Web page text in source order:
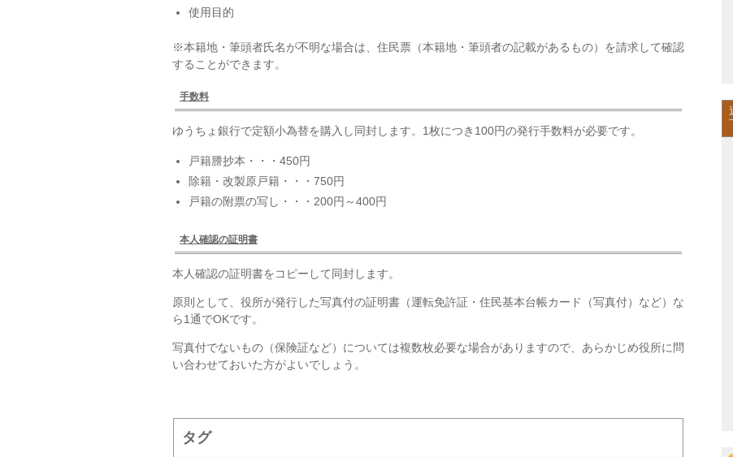
使用目的
※本籍地・筆頭者氏名が不明な場合は、住民票（本籍地・筆頭者の記載があるもの）を請求して確認
することができます。
手数料
ゆうちょ銀行で定額小為替を購入し同封します。1枚につき100円の発行手数料が必要です。
戸籍謄抄本・・・450円
除籍・改製原戸籍・・・750円
戸籍の附票の写し・・・200円～400円
本人確認の証明書
本人確認の証明書をコピーして同封します。
原則として、役所が発行した写真付の証明書（運転免許証・住民基本台帳カード（写真付）など）な
ら1通でOKです。
写真付でないもの（保険証など）については複数枚必要な場合がありますので、あらかじめ役所に問
い合わせておいた方がよいでしょう。
タグ